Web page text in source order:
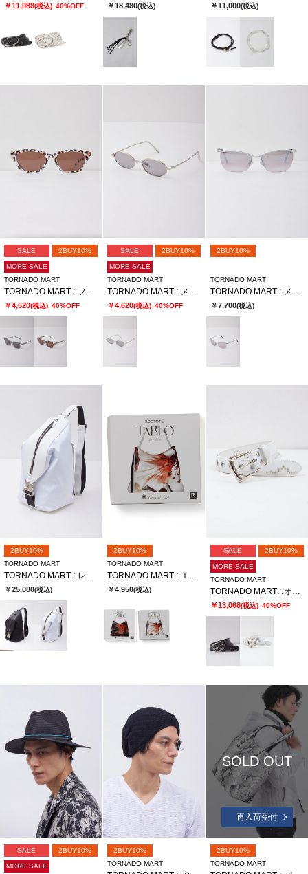
￥11,088(税込) 40%OFF ￥18,480(税込) ￥11,000(税込)
SALE 2BUY10%
MORE SALE
TORNADO MART
￥4,620(税込) 40%OFF
SALE 2BUY10%
MORE SALE
TORNADO MART
￥4,620(税込) 40%OFF
2BUY10%
TORNADO MART
￥7,700(税込)
2BUY10%
TORNADO MART
TORNADO MART∴レザーナイロンフォルデッドワンショルダーＢＡＧ
￥25,080(税込)
2BUY10%
TORNADO MART
TORNADO MART∴ＴＡＢＬＯベッチュウスカーフトートバッグ
￥4,950(税込)
SALE 2BUY10%
MORE SALE
TORNADO MART
TORNADO MART∴オーバーレイススネークベルト
￥13,068(税込) 40%OFF
SALE 2BUY10%
MORE SALE
2BUY10%
TORNADO MART
SOLD OUT
再入荷受付
2BUY10%
TORNADO MART